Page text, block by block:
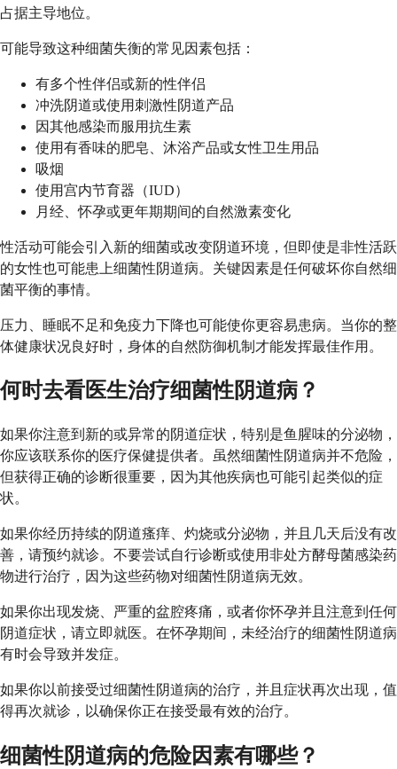
占据主导地位。
可能导致这种细菌失衡的常见因素包括：
有多个性伴侣或新的性伴侣
冲洗阴道或使用刺激性阴道产品
因其他感染而服用抗生素
使用有香味的肥皂、沐浴产品或女性卫生用品
吸烟
使用宫内节育器（IUD）
月经、怀孕或更年期期间的自然激素变化
性活动可能会引入新的细菌或改变阴道环境，但即使是非性活跃
的女性也可能患上细菌性阴道病。关键因素是任何破坏你自然细
菌平衡的事情。
压力、睡眠不足和免疫力下降也可能使你更容易患病。当你的整
体健康状况良好时，身体的自然防御机制才能发挥最佳作用。
何时去看医生治疗细菌性阴道病？
如果你注意到新的或异常的阴道症状，特别是鱼腥味的分泌物，
你应该联系你的医疗保健提供者。虽然细菌性阴道病并不危险，
但获得正确的诊断很重要，因为其他疾病也可能引起类似的症
状。
如果你经历持续的阴道瘙痒、灼烧或分泌物，并且几天后没有改
善，请预约就诊。不要尝试自行诊断或使用非处方酵母菌感染药
物进行治疗，因为这些药物对细菌性阴道病无效。
如果你出现发烧、严重的盆腔疼痛，或者你怀孕并且注意到任何
阴道症状，请立即就医。在怀孕期间，未经治疗的细菌性阴道病
有时会导致并发症。
如果你以前接受过细菌性阴道病的治疗，并且症状再次出现，值
得再次就诊，以确保你正在接受最有效的治疗。
细菌性阴道病的危险因素有哪些？